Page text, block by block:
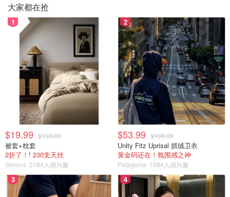
大家都在抢
1
$19.99 $130.00
被套+枕套
2折了！! 230支天丝
Simons 2184人感兴趣
2
$53.99 $109.00
Unity Fitz Uprisal 抓绒卫衣
黄金码还在！氛围感之神
Patagonia 1994人感兴趣
3 4